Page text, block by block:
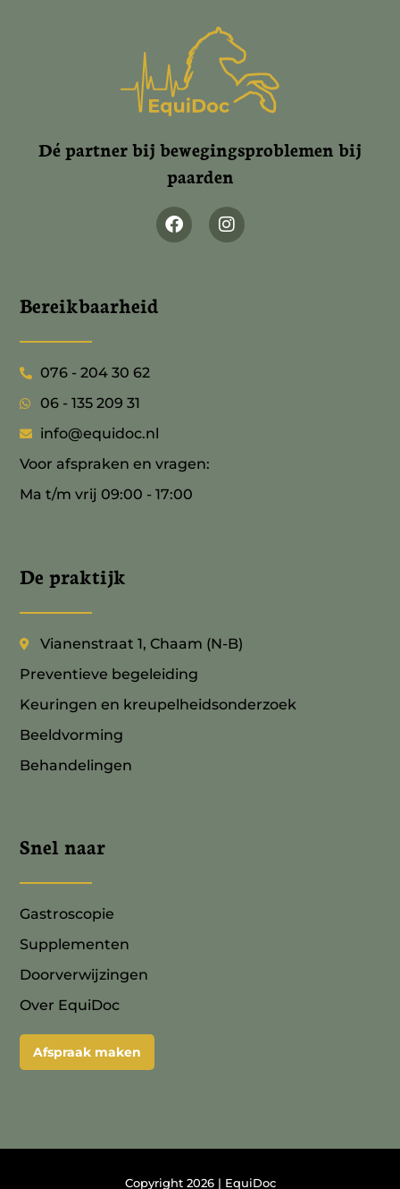
Dé partner bij bewegingsproblemen bij
paarden
Bereikbaarheid
076 - 204 30 62
06 - 135 209 31
info@equidoc.nl
Voor afspraken en vragen:
Ma t/m vrij 09:00 - 17:00
De praktijk
Vianenstraat 1, Chaam (N-B)
Preventieve begeleiding
Keuringen en kreupelheidsonderzoek
Beeldvorming
Behandelingen
Snel naar
Gastroscopie
Supplementen
Doorverwijzingen
Over EquiDoc
Afspraak maken
Copyright 2026 | EquiDoc